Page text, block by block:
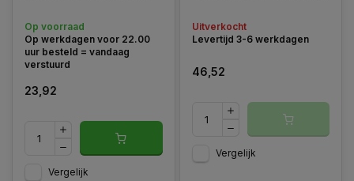
Op voorraad
Op werkdagen voor 22.00
uur besteld = vandaag
verstuurd
23,92
Vergelijk
geoptimaliseerd en de
levensduur van de motor is
Uitverkocht
Levertijd 3-6 werkdagen
46,52
Vergelijk